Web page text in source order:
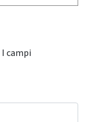
I campi